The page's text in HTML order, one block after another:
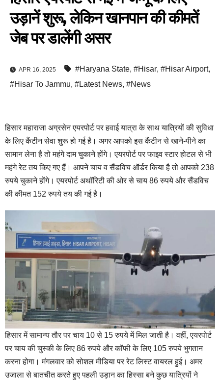
उड़ानें शुरू, लेकिन खानपान की कीमतें
जेब पर डालेंगी असर
APR 16, 2025 #Haryana State, #Hisar, #Hisar Airport,
#Hisar To Jammu, #Latest News, #News
हिसार महाराजा अग्रसेन एयरपोर्ट पर हवाई यात्रा के साथ यात्रियों की सुविधा
के लिए कैंटीन सेवा शुरू हो गई है। अगर आपको इस कैंटीन से खाने-पीने का
सामान लेना है तो महंगे दाम चुकाने होंगे। एयरपोर्ट पर फाइव स्टार होटल से भी
महंगे रेट तय किए गए हैं। आपने चाय व सैंडविच ऑर्डर किया है तो आपको 238
रुपये चुकाने होंगे। एयरपोर्ट अथॉरिटी की ओर से चाय 86 रुपये और सैंडविच
की कीमत 152 रुपये तय की गई है।
हिसार में सामान्य तौर पर चाय 10 से 15 रुपये में मिल जाती है। वहीं, एयरपोर्ट
पर चाय की चुस्की के लिए 86 रुपये और कॉफी के लिए 105 रुपये भुगतान
करना होगा। मंगलवार को सोशल मीडिया पर रेट लिस्ट वायरल हुई। अमर
उजाला से बातचीत करते हुए पहली उड़ान का हिस्सा बने कुछ यात्रियों ने